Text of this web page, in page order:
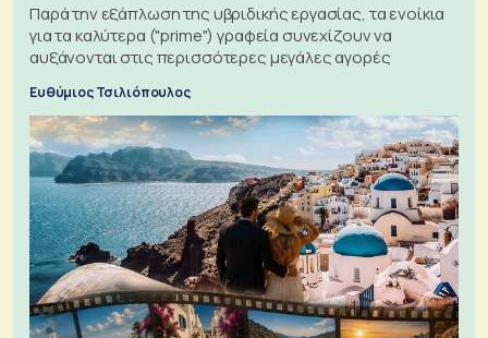
Παρά την εξάπλωση της υβριδικής εργασίας, τα ενοίκια
για τα καλύτερα ("prime") γραφεία συνεχίζουν να
αυξάνονται στις περισσότερες μεγάλες αγορές
Ευθύμιος Τσιλιόπουλος